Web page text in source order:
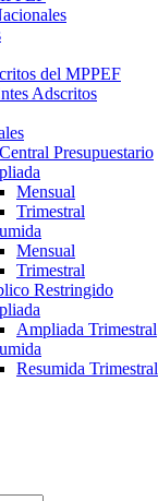
del MPPEF
Adscritos
Presupuestario
Mensual
Trimestral
Mensual
Trimestral
Restringido
Ampliada Trimestral
Resumida Trimestral